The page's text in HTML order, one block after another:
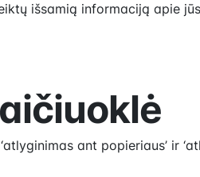
išsamią informaciją apie
ant popieriaus’ ir